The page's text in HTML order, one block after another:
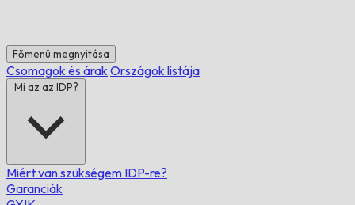
Főmenü megnyitása
Csomagok és árak Országok listája
Mi az az IDP?
Miért van szükségem IDP-re?
Garanciák